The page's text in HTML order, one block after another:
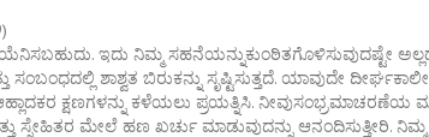
ಇದು ನಿಮ್ಮ ಸಹನೆಯನ್ನುಕುಂಠಿತಗೊಳಿಸುವುದಷ್ಟೇ
ಸಂಬಂಧದಲ್ಲಿ ಶಾಶ್ವತ ಬಿರುಕನ್ನು ಸೃಷ್ಟಿಸುತ್ತದೆ. ಯಾವುದೇ
ಕ್ಷಣಗಳನ್ನು ಕಳೆಯಲು ಪ್ರಯತ್ನಿಸಿ. ನೀವುಸಂಭ್ರಮಾಚರಣೆಯ
ಸ್ನೇಹಿತರ ಮೇಲೆ ಹಣ ಖರ್ಚು ಮಾಡುವುದನ್ನು ಆನಂದಿಸುತ್ತೀರಿ. ನಿಮ್ಮ